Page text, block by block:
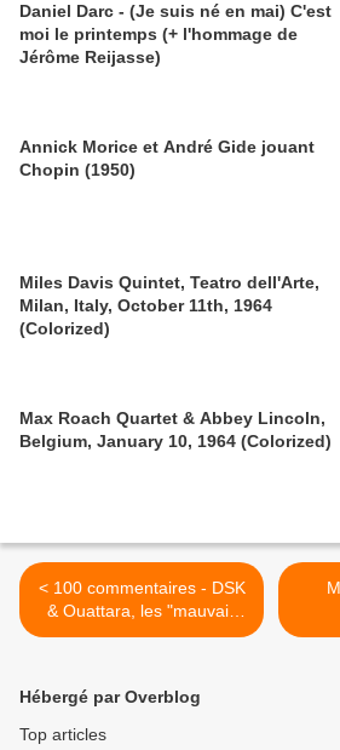
Daniel Darc - (Je suis né en mai) C'est
moi le printemps (+ l'hommage de
Jérôme Reijasse)
Annick Morice et André Gide jouant
Chopin (1950)
Miles Davis Quintet, Teatro dell'Arte,
Milan, Italy, October 11th, 1964
(Colorized)
Max Roach Quartet & Abbey Lincoln,
Belgium, January 10, 1964 (Colorized)
< 100 commentaires - DSK
& Ouattara, les "mauvais
yeux" du FMI
Hébergé par Overblog
Top articles